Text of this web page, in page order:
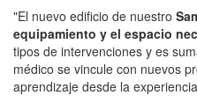
"El nuevo edificio de nuestro
equipamiento y el espacio
tipos de intervenciones y es
médico se vincule con nuevos
aprendizaje desde la